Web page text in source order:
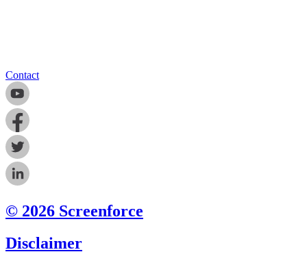
Contact
© 2026 Screenforce
Disclaimer